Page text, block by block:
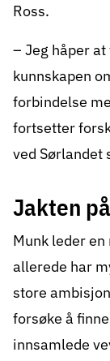
Ross.
– Jeg håper
kunnskapen
forbindelse
fortsetter
ved Sørlandet
Jakten
Munk leder
allerede har
store
forsøke å
innsamlede